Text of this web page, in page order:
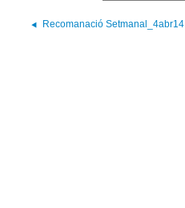
Recomanació Setmanal_4abr14